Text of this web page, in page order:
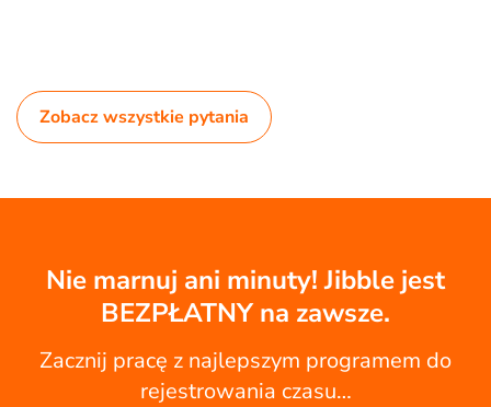
Zobacz wszystkie pytania
Nie marnuj ani minuty! Jibble jest
BEZPŁATNY na zawsze.
Zacznij pracę z najlepszym programem do
rejestrowania czasu…